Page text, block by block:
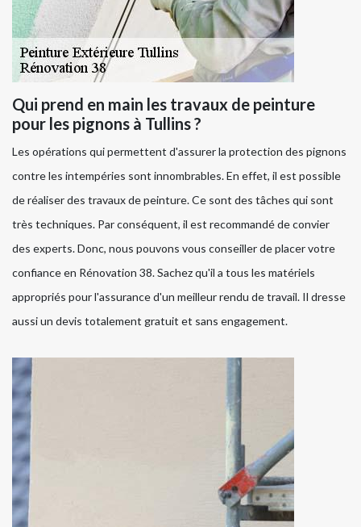
Qui prend en main les travaux de peinture
pour les pignons à Tullins ?
Les opérations qui permettent d'assurer la protection des pignons
contre les intempéries sont innombrables. En effet, il est possible
de réaliser des travaux de peinture. Ce sont des tâches qui sont
très techniques. Par conséquent, il est recommandé de convier
des experts. Donc, nous pouvons vous conseiller de placer votre
confiance en Rénovation 38. Sachez qu'il a tous les matériels
appropriés pour l'assurance d'un meilleur rendu de travail. Il dresse
aussi un devis totalement gratuit et sans engagement.